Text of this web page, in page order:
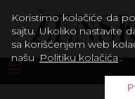
Koristimo kolačiće da
sajtu. Ukoliko nastavite
sa korišćenjem web
našu Politiku kolačića .